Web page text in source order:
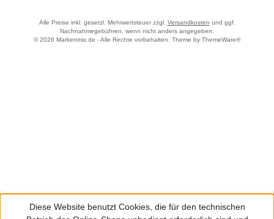
Alle Preise inkl. gesetzl. Mehrwertsteuer zzgl. Versandkosten und ggf.
Nachnahmegebühren, wenn nicht anders angegeben.
© 2026 Markenmix.de - Alle Rechte vorbehalten. Theme by ThemeWare®
Diese Website benutzt Cookies, die für den technischen